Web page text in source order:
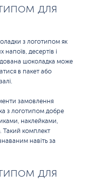
для
з логотипом як
десертів і
шоколадка може
в пакет або
замовлення
з логотипом добре
наклейками,
комплект
навіть за
для